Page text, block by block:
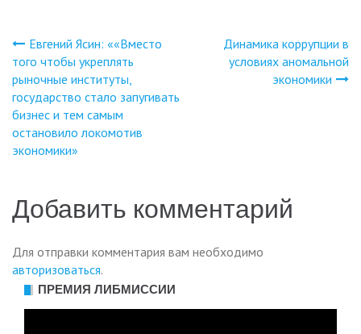
Навигация
по
записям
Евгений Ясин: ««Вместо
того чтобы укреплять
рыночные институты,
государство стало запугивать
бизнес и тем самым
остановило локомотив
экономики»
Динамика коррупции в
условиях аномальной
экономики
Добавить комментарий
Для отправки комментария вам необходимо
авторизоваться.
ПРЕМИЯ ЛИБМИССИИ